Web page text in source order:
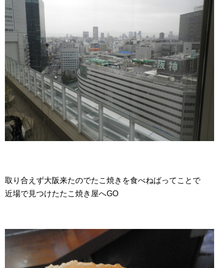
取り合えず大阪来たのでたこ焼きを食べねばってことで
近場で見つけたたこ焼き屋へGO